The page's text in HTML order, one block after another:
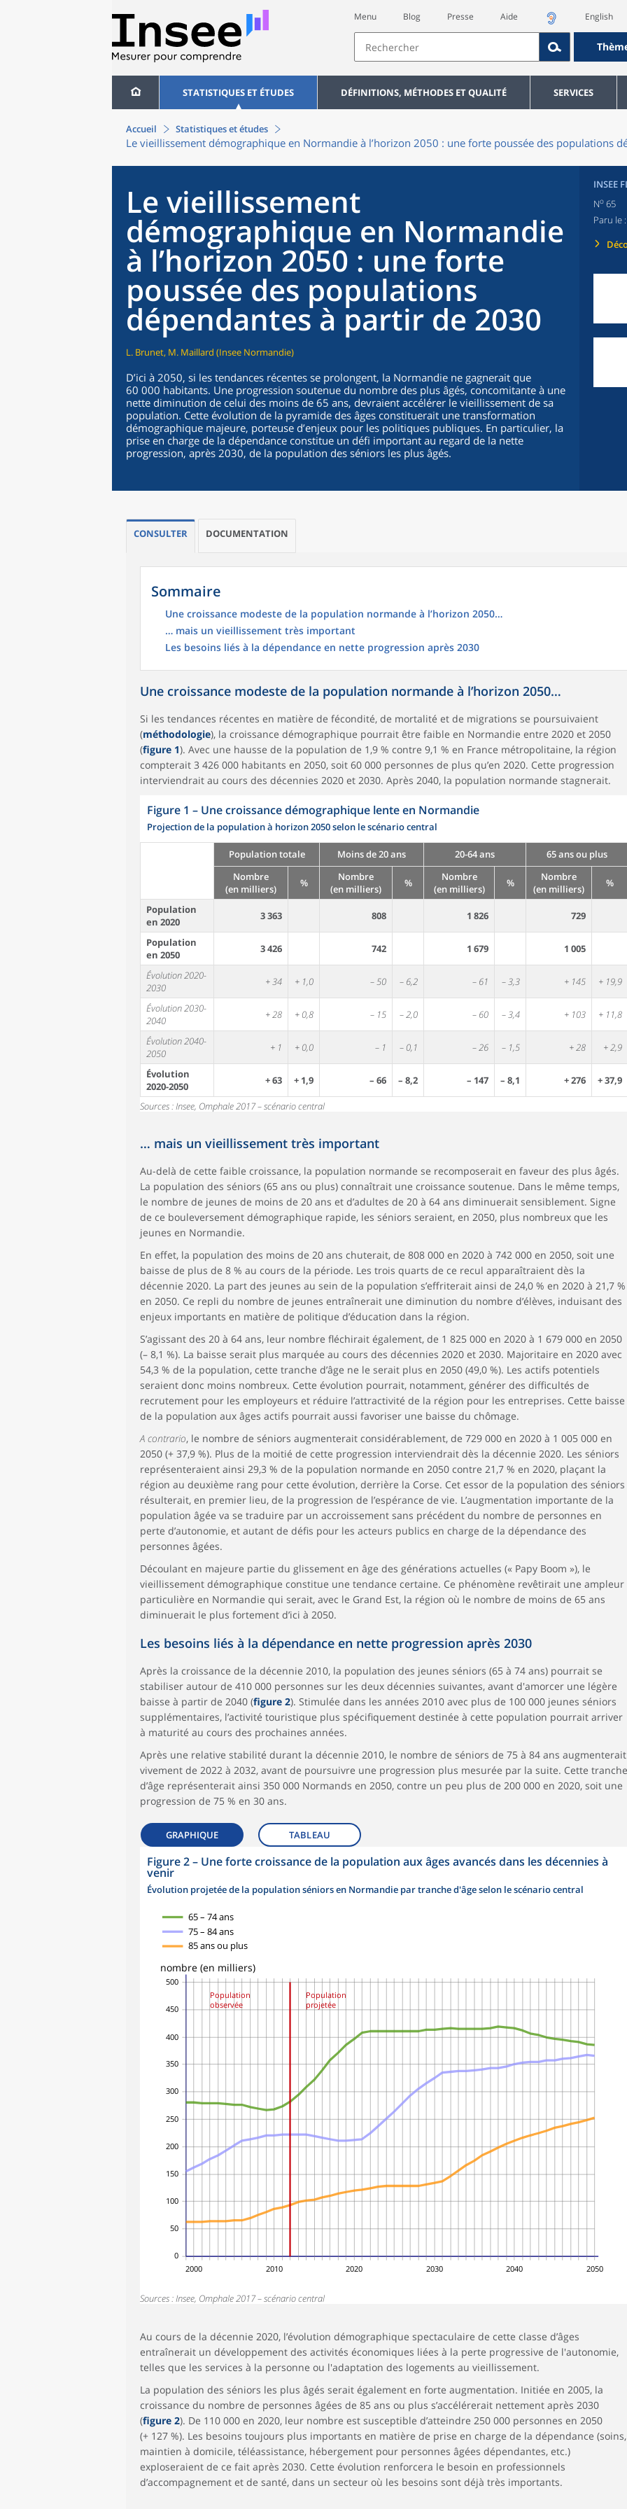
Menu Blog Presse Aide English
STATISTIQUES ET ÉTUDES DÉFINITIONS, MÉTHODES ET QUALITÉ SERVICES
Accueil Statistiques et études
Le vieillissement démographique en Normandie à l’horizon 2050 : une forte poussée des populations
Le vieillissement
démographique en Normandie
à l’horizon 2050 : une forte
poussée des populations
dépendantes à partir de 2030
L. Brunet, M. Maillard (Insee Normandie)
D’ici à 2050, si les tendances récentes se prolongent, la Normandie ne gagnerait que
60 000 habitants. Une progression soutenue du nombre des plus âgés, concomitante à une
nette diminution de celui des moins de 65 ans, devraient accélérer le vieillissement de sa
population. Cette évolution de la pyramide des âges constituerait une transformation
démographique majeure, porteuse d’enjeux pour les politiques publiques. En particulier, la
prise en charge de la dépendance constitue un défi important au regard de la nette
progression, après 2030, de la population des séniors les plus âgés.
INSEE
No 65
Paru le
CONSULTER DOCUMENTATION
Sommaire
Une croissance modeste de la population normande à l’horizon 2050…
… mais un vieillissement très important
Les besoins liés à la dépendance en nette progression après 2030
Une croissance modeste de la population normande à l’horizon 2050…
Si les tendances récentes en matière de fécondité, de mortalité et de migrations se poursuivaient
(méthodologie), la croissance démographique pourrait être faible en Normandie entre 2020 et 2050
(figure 1). Avec une hausse de la population de 1,9 % contre 9,1 % en France métropolitaine, la région
compterait 3 426 000 habitants en 2050, soit 60 000 personnes de plus qu’en 2020. Cette progression
interviendrait au cours des décennies 2020 et 2030. Après 2040, la population normande stagnerait.
Figure 1 – Une croissance démographique lente en Normandie
Projection de la population à horizon 2050 selon le scénario central
Population totale Moins de 20 ans 20-64 ans
65 ans ou plus
Nombre
(en milliers)
%
Nombre
(en milliers)
%
Nombre
(en milliers)
%
Nombre
(en milliers)
%
Population
en 2020
3 363 808 1 826 729
Population
en 2050
3 426 742 1 679 1 005
Évolution 2020-
2030
+ 34 + 1,0 – 50 – 6,2 – 61 – 3,3 + 145 + 19,9
Évolution 2030-
2040
+ 28 + 0,8 – 15 – 2,0 – 60 – 3,4 + 103 + 11,8
Évolution 2040-
2050
+ 1 + 0,0 – 1 – 0,1 – 26 – 1,5 + 28 + 2,9
Évolution
2020-2050
+ 63 + 1,9 – 66 – 8,2 – 147 – 8,1 + 276 + 37,9
Sources : Insee, Omphale 2017 – scénario central
… mais un vieillissement très important
Au-delà de cette faible croissance, la population normande se recomposerait en faveur des plus âgés.
La population des séniors (65 ans ou plus) connaîtrait une croissance soutenue. Dans le même temps,
le nombre de jeunes de moins de 20 ans et d’adultes de 20 à 64 ans diminuerait sensiblement. Signe
de ce bouleversement démographique rapide, les séniors seraient, en 2050, plus nombreux que les
jeunes en Normandie.
En effet, la population des moins de 20 ans chuterait, de 808 000 en 2020 à 742 000 en 2050, soit une
baisse de plus de 8 % au cours de la période. Les trois quarts de ce recul apparaîtraient dès la
décennie 2020. La part des jeunes au sein de la population s’effriterait ainsi de 24,0 % en 2020 à 21,7 %
en 2050. Ce repli du nombre de jeunes entraînerait une diminution du nombre d’élèves, induisant des
enjeux importants en matière de politique d’éducation dans la région.
S’agissant des 20 à 64 ans, leur nombre fléchirait également, de 1 825 000 en 2020 à 1 679 000 en 2050
(– 8,1 %). La baisse serait plus marquée au cours des décennies 2020 et 2030. Majoritaire en 2020 avec
54,3 % de la population, cette tranche d’âge ne le serait plus en 2050 (49,0 %). Les actifs potentiels
seraient donc moins nombreux. Cette évolution pourrait, notamment, générer des difficultés de
recrutement pour les employeurs et réduire l’attractivité de la région pour les entreprises. Cette baisse
de la population aux âges actifs pourrait aussi favoriser une baisse du chômage.
A contrario, le nombre de séniors augmenterait considérablement, de 729 000 en 2020 à 1 005 000 en
2050 (+ 37,9 %). Plus de la moitié de cette progression interviendrait dès la décennie 2020. Les séniors
représenteraient ainsi 29,3 % de la population normande en 2050 contre 21,7 % en 2020, plaçant la
région au deuxième rang pour cette évolution, derrière la Corse. Cet essor de la population des séniors
résulterait, en premier lieu, de la progression de l’espérance de vie. L’augmentation importante de la
population âgée va se traduire par un accroissement sans précédent du nombre de personnes en
perte d’autonomie, et autant de défis pour les acteurs publics en charge de la dépendance des
personnes âgées.
Découlant en majeure partie du glissement en âge des générations actuelles (« Papy Boom »), le
vieillissement démographique constitue une tendance certaine. Ce phénomène revêtirait une ampleur
particulière en Normandie qui serait, avec le Grand Est, la région où le nombre de moins de 65 ans
diminuerait le plus fortement d’ici à 2050.
Les besoins liés à la dépendance en nette progression après 2030
Après la croissance de la décennie 2010, la population des jeunes séniors (65 à 74 ans) pourrait se
stabiliser autour de 410 000 personnes sur les deux décennies suivantes, avant d'amorcer une légère
baisse à partir de 2040 (figure 2). Stimulée dans les années 2010 avec plus de 100 000 jeunes séniors
supplémentaires, l’activité touristique plus spécifiquement destinée à cette population pourrait arriver
à maturité au cours des prochaines années.
Après une relative stabilité durant la décennie 2010, le nombre de séniors de 75 à 84 ans augmenterait
vivement de 2022 à 2032, avant de poursuivre une progression plus mesurée par la suite. Cette tranche
d’âge représenterait ainsi 350 000 Normands en 2050, contre un peu plus de 200 000 en 2020, soit une
progression de 75 % en 30 ans.
GRAPHIQUE TABLEAU
Figure 2– Une forte croissance de la population aux âges avancés dans les décennies à
venir
Évolution projetée de la population séniors en Normandie par tranche d'âge selon le scénario central
0
50
100
150
200
250
300
350
400
450
500
nombre (en milliers)
2000 2010 2020 2030 2040 2050
65 – 74 ans
75 – 84 ans
85 ans ou plus
Population
observée
Population
projetée
Sources : Insee, Omphale 2017 – scénario central
Au cours de la décennie 2020, l’évolution démographique spectaculaire de cette classe d’âges
entraînerait un développement des activités économiques liées à la perte progressive de l'autonomie,
telles que les services à la personne ou l'adaptation des logements au vieillissement.
La population des séniors les plus âgés serait également en forte augmentation. Initiée en 2005, la
croissance du nombre de personnes âgées de 85 ans ou plus s’accélérerait nettement après 2030
(figure 2). De 110 000 en 2020, leur nombre est susceptible d’atteindre 250 000 personnes en 2050
(+ 127 %). Les besoins toujours plus importants en matière de prise en charge de la dépendance (soins,
maintien à domicile, téléassistance, hébergement pour personnes âgées dépendantes, etc.)
exploseraient de ce fait après 2030. Cette évolution renforcera le besoin en professionnels
d’accompagnement et de santé, dans un secteur où les besoins sont déjà très importants.